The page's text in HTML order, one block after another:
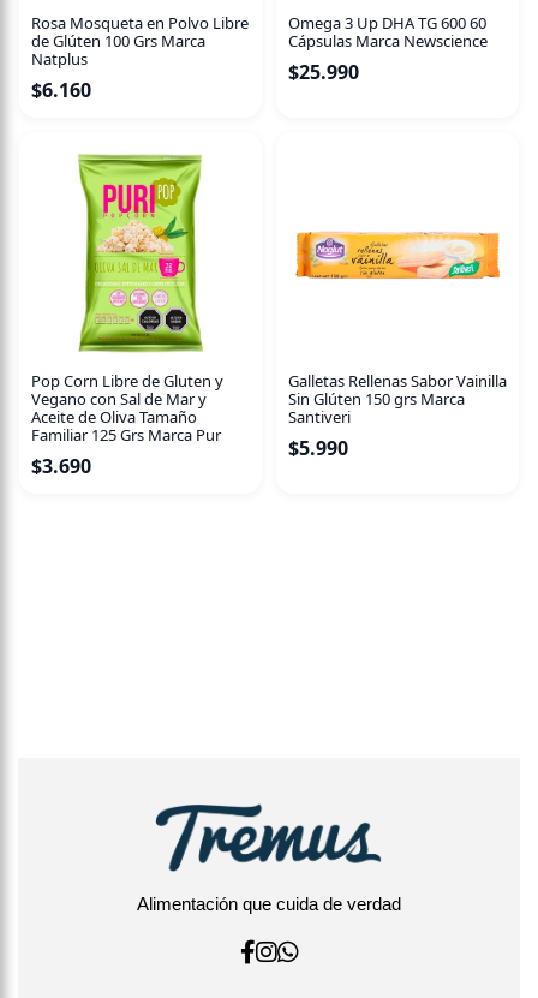
Rosa Mosqueta en Polvo Libre
de Glúten 100 Grs Marca
Natplus
$6.160
Omega 3 Up DHA TG 600 60
Cápsulas Marca Newscience
$25.990
Pop Corn Libre de Gluten y
Vegano con Sal de Mar y
Aceite de Oliva Tamaño
Familiar 125 Grs Marca Pur
$3.690
Galletas Rellenas Sabor Vainilla
Sin Glúten 150 grs Marca
Santiveri
$5.990
Alimentación que cuida de verdad